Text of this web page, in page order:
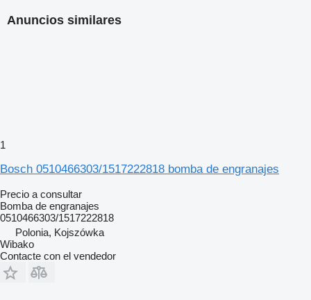
Anuncios similares
1
Bosch 0510466303/1517222818 bomba de engranajes
Precio a consultar
Bomba de engranajes
0510466303/1517222818
Polonia, Kojszówka
Wibako
Contacte con el vendedor